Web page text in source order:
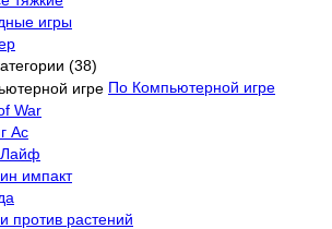
игры
(38)
По Компьютерной игре
War
Ас
Лайф
импакт
против растений